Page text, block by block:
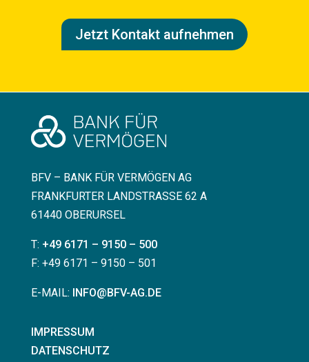
Jetzt Kontakt aufnehmen
BFV – BANK FÜR VERMÖGEN AG
FRANKFURTER LANDSTRASSE 62 A
61440 OBERURSEL
T: +49 6171 – 9150 – 500
F: +49 6171 – 9150 – 501
E-MAIL: INFO@BFV-AG.DE
IMPRESSUM
DATENSCHUTZ